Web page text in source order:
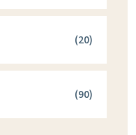
(20)
(90)